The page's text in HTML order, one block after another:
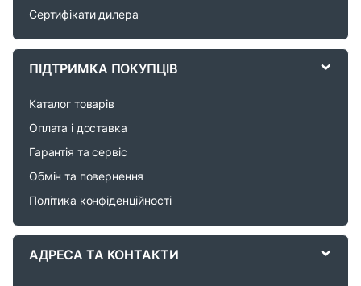
C
Сертифікати дилера
ПІДТРИМКА ПОКУПЦІВ
Каталог товарів
Оплата і доставка
Гарантія та сервіс
Обмін та повернення
Політика конфіденційності
АДРЕСА ТА КОНТАКТИ